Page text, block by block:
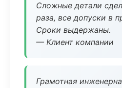
Сложные детали
раза, все допуски в
Сроки выдержаны.
— Клиент компании
Грамотная